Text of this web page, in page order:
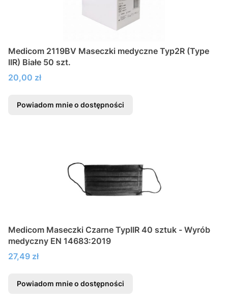
Medicom 2119BV Maseczki medyczne Typ2R (Type
IIR) Białe 50 szt.
Cena
20,00 zł
Powiadom mnie o dostępności
Medicom Maseczki Czarne TypIIR 40 sztuk - Wyrób
medyczny EN 14683:2019
Cena
27,49 zł
Powiadom mnie o dostępności